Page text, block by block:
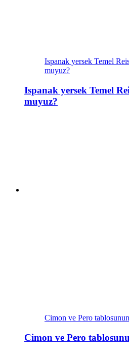
Ispanak yersek Temel
muyuz?
Ispanak yersek Temel
muyuz?
Cimon ve Pero
Cimon ve Pero